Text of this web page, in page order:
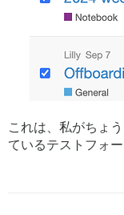
これは、私がちょう
ているテストフォ